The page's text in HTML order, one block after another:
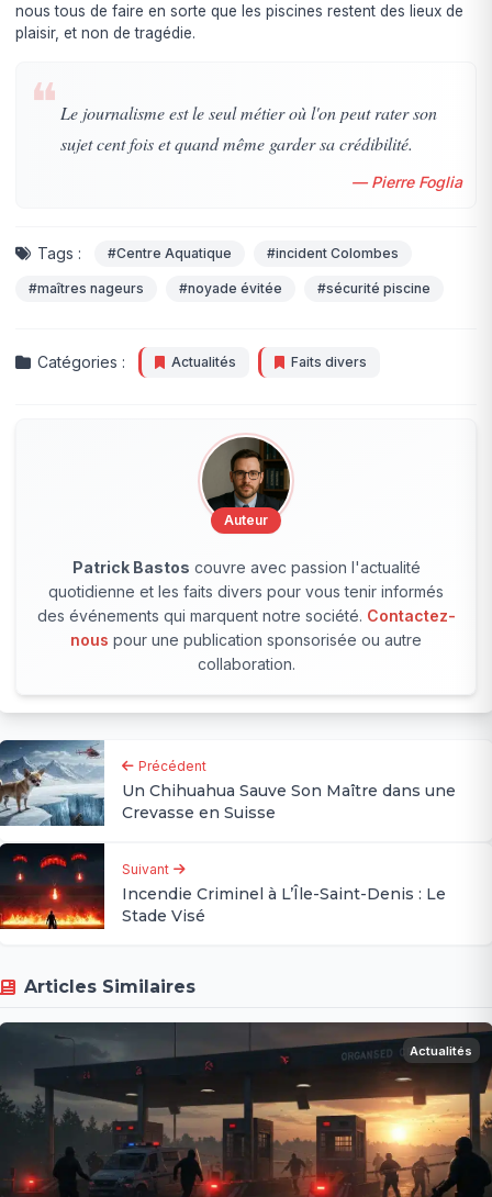
nous tous de faire en sorte que les piscines restent des lieux de
plaisir, et non de tragédie.
❝ Le journalisme est le seul métier où l'on peut rater son
sujet cent fois et quand même garder sa crédibilité.
— Pierre Foglia
Tags : #Centre Aquatique #incident Colombes
#maîtres nageurs #noyade évitée #sécurité piscine
Catégories : Actualités Faits divers
Auteur
Patrick Bastos couvre avec passion l'actualité
quotidienne et les faits divers pour vous tenir informés
des événements qui marquent notre société. Contactez-
nous pour une publication sponsorisée ou autre
collaboration.
Précédent
Un Chihuahua Sauve Son Maître dans une
Crevasse en Suisse
Suivant
Incendie Criminel à L’Île-Saint-Denis : Le
Stade Visé
Articles Similaires
Actualités